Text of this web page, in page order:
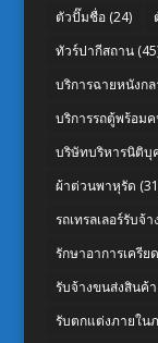
ตัวปั๊มชื่อ(24)
ทัวร์ปากีสถาน
บริการฉายหนังก
บริการรถตู้พร้อม
บริษัทบริหารนิติบุ
ผ้าต่วนพาหุรัด
รถเทรลเลอร์รับจ้าง
รักษาอาการเครี
รับจ้างขนส่งสินค้า
รับตกแต่งภายใน